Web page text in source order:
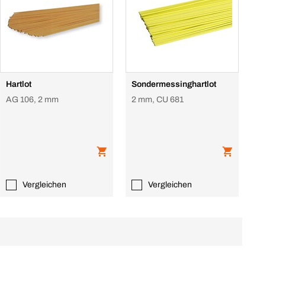
Hartlot
AG 106, 2 mm
Vergleichen
Sondermessinghartlot
2 mm, CU 681
Vergleichen